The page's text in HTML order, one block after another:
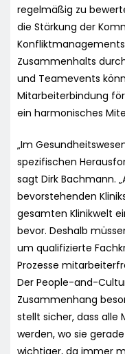
regelmäßig zu
die Stärkung der
Zusammenhalts
und Teamevents
Mitarbeiterbindung
ein harmonisches
„Im
spezifischen
sagt Dirk Bachmann.
bevorstehenden
gesamten Klinikwelt
bevor. Deshalb
um qualifizierte
Prozesse
Der People-and-
Zusammenhang
stellt sicher, dass
werden, wo sie
wichtiger, da immer